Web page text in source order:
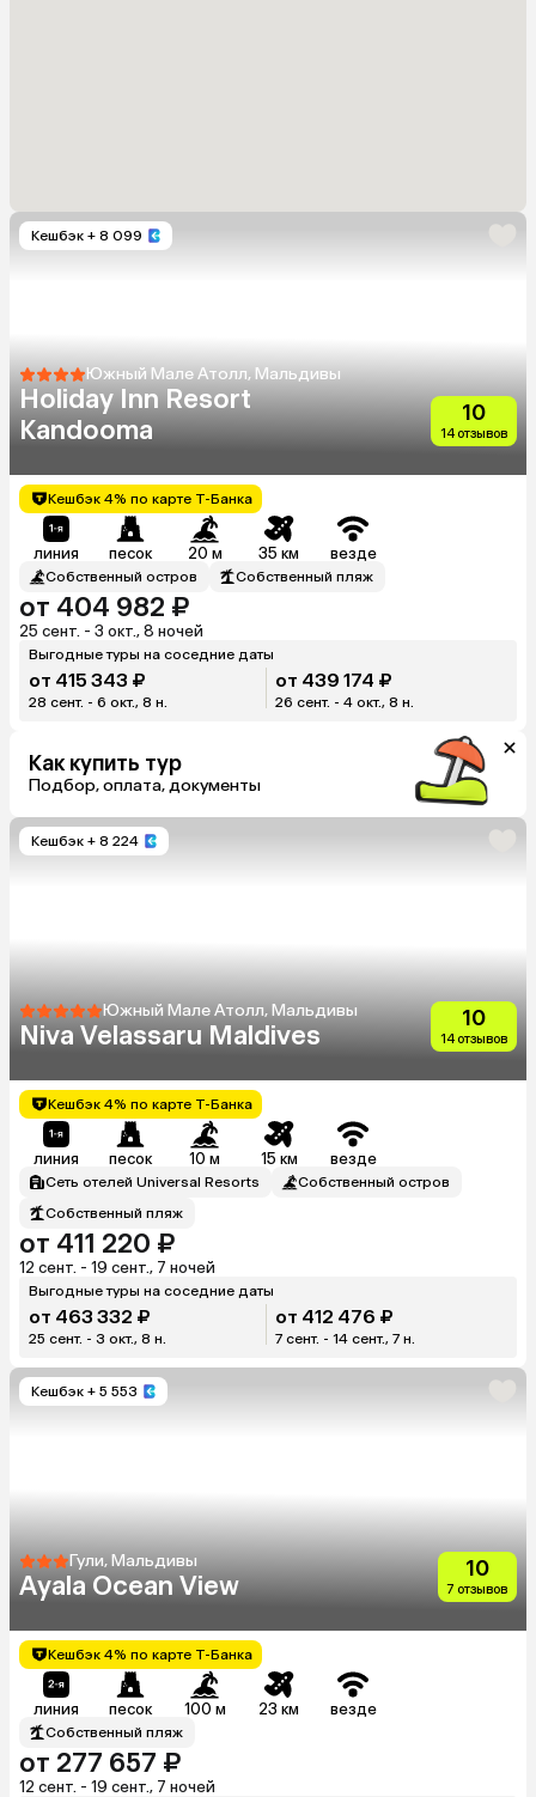
Кешбэк + 8 099
Южный Мале Атолл, Мальдивы
Holiday Inn Resort
Kandooma
10
14 отзывов
Кешбэк 4% по карте Т-Банка
линия песок 20 м 35 км везде
Собственный остров Собственный пляж
от 404 982 ₽
25 сент. - 3 окт., 8 ночей
Выгодные туры на соседние даты
от 415 343 ₽
28 сент. - 6 окт., 8 н.
от 439 174 ₽
26 сент. - 4 окт., 8 н.
Как купить тур
Подбор, оплата, документы
Кешбэк + 8 224
Южный Мале Атолл, Мальдивы
Niva Velassaru Maldives
10
14 отзывов
Кешбэк 4% по карте Т-Банка
линия песок 10 м 15 км везде
Сеть отелей Universal Resorts
Собственный остров
Собственный пляж
от 411 220 ₽
12 сент. - 19 сент., 7 ночей
Выгодные туры на соседние даты
от 463 332 ₽
25 сент. - 3 окт., 8 н.
от 412 476 ₽
7 сент. - 14 сент., 7 н.
Кешбэк + 5 553
Гули, Мальдивы
Ayala Ocean View
10
7 отзывов
Кешбэк 4% по карте Т-Банка
линия песок 100 м 23 км везде
Собственный пляж
от 277 657 ₽
12 сент. - 19 сент., 7 ночей